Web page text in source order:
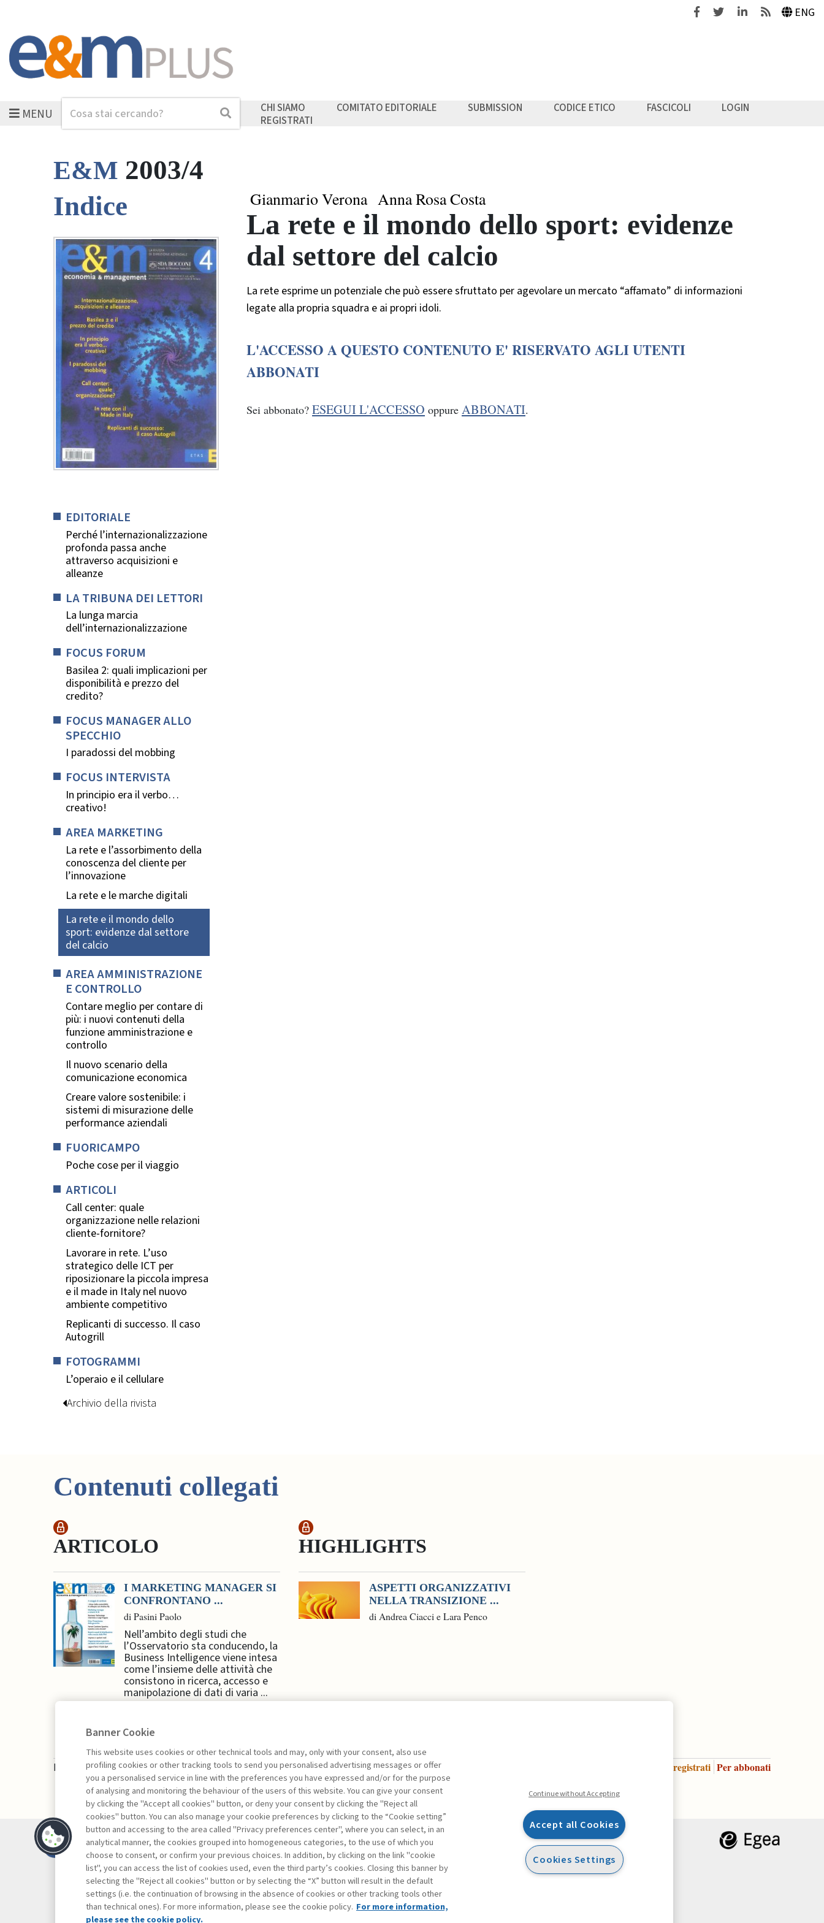
FacebookTwitterLinkedinFeeds ENG
MENUCerca Cerca CHI SIAMO COMITATO EDITORIALE SUBMISSION CODICE ETICO FASCICOLI
LOGIN
REGISTRATI
E&M 2003/4
Indice
EDITORIALE
Perché l’internazionalizzazione
profonda passa anche
attraverso acquisizioni e
alleanze
LA TRIBUNA DEI LETTORI
La lunga marcia
dell’internazionalizzazione
FOCUS FORUM
Basilea 2: quali implicazioni per
disponibilità e prezzo del
credito?
FOCUS MANAGER ALLO
SPECCHIO
I paradossi del mobbing
FOCUS INTERVISTA
In principio era il verbo…
creativo!
AREA MARKETING
La rete e l’assorbimento della
conoscenza del cliente per
l’innovazione
La rete e le marche digitali
La rete e il mondo dello
sport: evidenze dal settore
del calcio
AREA AMMINISTRAZIONE
E CONTROLLO
Contare meglio per contare di
più: i nuovi contenuti della
funzione amministrazione e
controllo
Il nuovo scenario della
comunicazione economica
Creare valore sostenibile: i
sistemi di misurazione delle
performance aziendali
FUORICAMPO
Poche cose per il viaggio
ARTICOLI
Call center: quale
organizzazione nelle relazioni
cliente-fornitore?
Lavorare in rete. L’uso
strategico delle ICT per
riposizionare la piccola impresa
e il made in Italy nel nuovo
ambiente competitivo
Replicanti di successo. Il caso
Autogrill
FOTOGRAMMI
L’operaio e il cellulare
Archivio della rivista
Gianmario Verona Anna Rosa Costa
La rete e il mondo dello sport: evidenze
dal settore del calcio
La rete esprime un potenziale che può essere sfruttato per agevolare un mercato “affamato” di informazioni
legate alla propria squadra e ai propri idoli.
L'ACCESSO A QUESTO CONTENUTO E' RISERVATO AGLI UTENTI
ABBONATI
Sei abbonato? ESEGUI L'ACCESSO oppure ABBONATI.
Contenuti collegati
ARTICOLO
I MARKETING MANAGER SI
CONFRONTANO ...
di Pasini Paolo
Nell’ambito degli studi che
l’Osservatorio sta conducendo, la
Business Intelligence viene intesa
come l’insieme delle attività che
consistono in ricerca, accesso e
manipolazione di dati di varia ...
HIGHLIGHTS
ASPETTI ORGANIZZATIVI
NELLA TRANSIZIONE ...
di Andrea Ciacci e Lara Penco
La consultazione dei libri è riservata esclusivamente agli abbonati Premium Per registrati Per abbonati
Contatti
Abbonamenti
Archivio rubriche
Privacy
Cookie policy
Whistleblowing
FacebookTwitterLinkedin
Banner Cookie
This website uses cookies or other technical tools and may, only with your consent, also use
profiling cookies or other tracking tools to send you personalised advertising messages or offer
you a personalised service in line with the preferences you have expressed and/or for the purpose
of analysing and monitoring the behaviour of the users of this website. You can give your consent
by clicking the "Accept all cookies" button, or deny your consent by clicking the "Reject all
cookies" button. You can also manage your cookie preferences by clicking to the “Cookie setting”
button and accessing to the area called "Privacy preferences center", where you can select, in an
analytical manner, the cookies grouped into homogeneous categories, to the use of which you
choose to consent, or confirm your previous choices. In addition, by clicking on the link "cookie
list", you can access the list of cookies used, even the third party’s cookies. Closing this banner by
selecting the "Reject all cookies" button or by selecting the “X” button will result in the default
settings (i.e. the continuation of browsing in the absence of cookies or other tracking tools other
than technical ones). For more information, please see the cookie policy. For more information,
please see the cookie policy.
Continue without Accepting
Accept all Cookies
Cookies Settings